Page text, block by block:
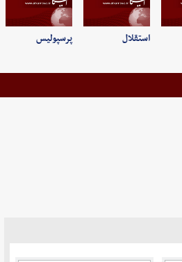
استقلال پرسپولیس